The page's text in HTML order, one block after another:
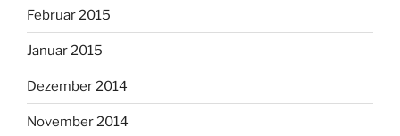
Februar 2015
Januar 2015
Dezember 2014
November 2014